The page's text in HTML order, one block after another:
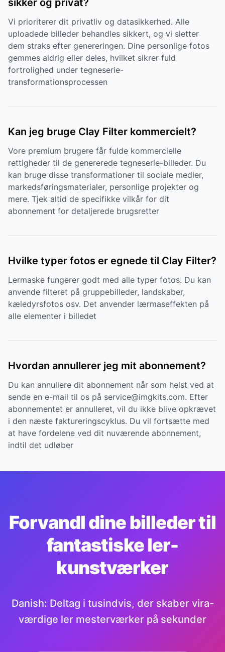
sikker og privat?
Vi prioriterer dit privatliv og datasikkerhed. Alle
uploadede billeder behandles sikkert, og vi sletter
dem straks efter genereringen. Dine personlige fotos
gemmes aldrig eller deles, hvilket sikrer fuld
fortrolighed under tegneserie-
transformationsprocessen
Kan jeg bruge Clay Filter kommercielt?
Vore premium brugere får fulde kommercielle
rettigheder til de genererede tegneserie-billeder. Du
kan bruge disse transformationer til sociale medier,
markedsføringsmaterialer, personlige projekter og
mere. Tjek altid de specifikke vilkår for dit
abonnement for detaljerede brugsretter
Hvilke typer fotos er egnede til Clay Filter?
Lermaske fungerer godt med alle typer fotos. Du kan
anvende filteret på gruppebilleder, landskaber,
kæledyrsfotos osv. Det anvender lærmaseffekten på
alle elementer i billedet
Hvordan annullerer jeg mit abonnement?
Du kan annullere dit abonnement når som helst ved at
sende en e-mail til os på service@imgkits.com. Efter
abonnementet er annulleret, vil du ikke blive opkrævet
i den næste faktureringscyklus. Du vil fortsætte med
at have fordelene ved dit nuværende abonnement,
indtil det udløber
Forvandl dine billeder til
fantastiske ler-
kunstværker
Danish: Deltag i tusindvis, der skaber vira-
værdige ler mesterværker på sekunder